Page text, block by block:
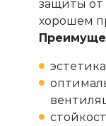
защиты от
хорошем